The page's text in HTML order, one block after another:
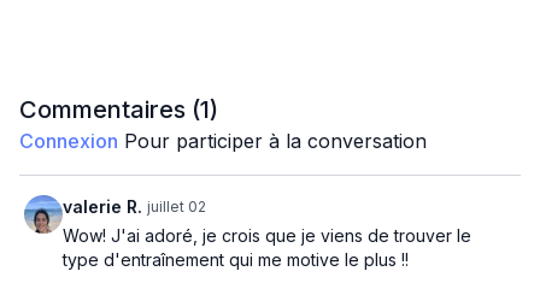
3x7 min, 20 sec ON 10 sec OFF 20 sec ON 10 sec OFF
Squat jump 2 punch
2 side punch kick (d)
2 side punch kick (g)
Commentaires (1)
Connexion Pour participer à la conversation
valerie R. juillet 02
Wow! J'ai adoré, je crois que je viens de trouver le
type d'entraînement qui me motive le plus !!